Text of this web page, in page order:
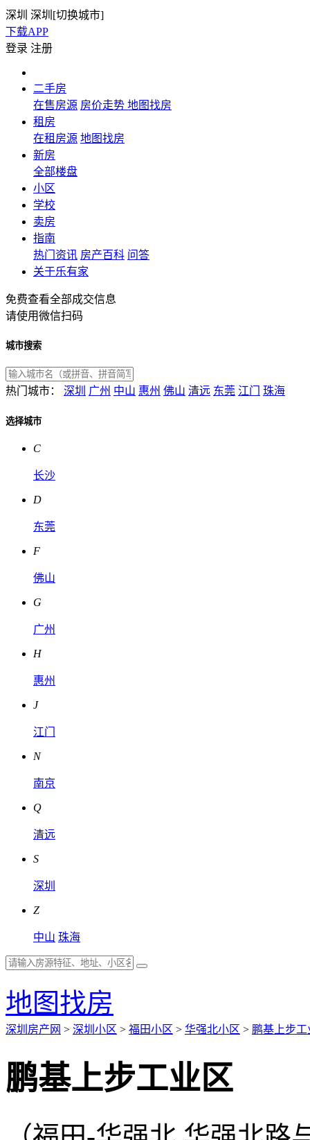
深圳 深圳[切换城市]
下载APP
登录 注册
二手房
在售房源 房价走势 地图找房
租房
在租房源 地图找房
新房
全部楼盘
小区
学校
卖房
指南
热门资讯 房产百科 问答
关于乐有家
免费查看全部成交信息
请使用微信扫码
城市搜索
热门城市： 深圳 广州 中山 惠州 佛山 清远 东莞 江门 珠海
选择城市
C
长沙
D
东莞
F
佛山
G
广州
H
惠州
J
江门
N
南京
Q
清远
S
深圳
Z
中山 珠海
地图找房
深圳房产网 > 深圳小区 > 福田小区 > 华强北小区 > 鹏基上步工
鹏基上步工业区